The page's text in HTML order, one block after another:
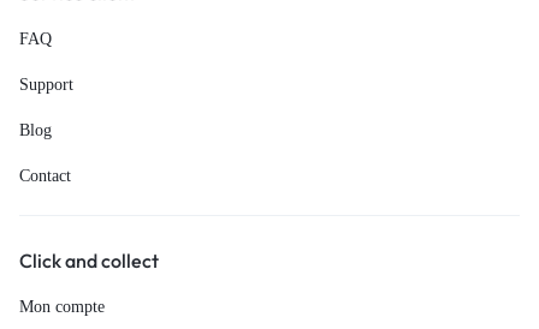
FAQ
Support
Blog
Contact
Click and collect
Mon compte